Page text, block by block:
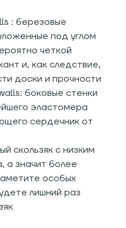
: березовые
под углом
четкой
и, как следствие,
доски и прочности
боковые стенки
эластомера
сердечник от
скользяк с низким
значит более
особых
лишний раз